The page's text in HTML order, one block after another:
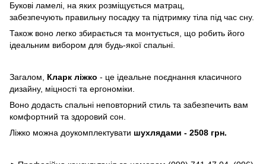
Букові ламелі, на яких розміщується матрац,
забезпечують правильну посадку та підтримку тіла під час сну.
Також воно легко збирається та монтується, що робить його
ідеальним вибором для будь-якої спальні.
Загалом, Кларк ліжко - це ідеальне поєднання класичного
дизайну, міцності та ергономіки.
Воно додасть спальні неповторний стиль та забезпечить вам
комфортний та здоровий сон.
Ліжко можна доукомплектувати шухлядами - 2508 грн.